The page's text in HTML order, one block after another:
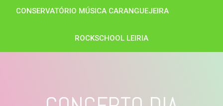
CONSERVATÓRIO MÚSICA CARANGUEJEIRA
ROCKSCHOOL LEIRIA